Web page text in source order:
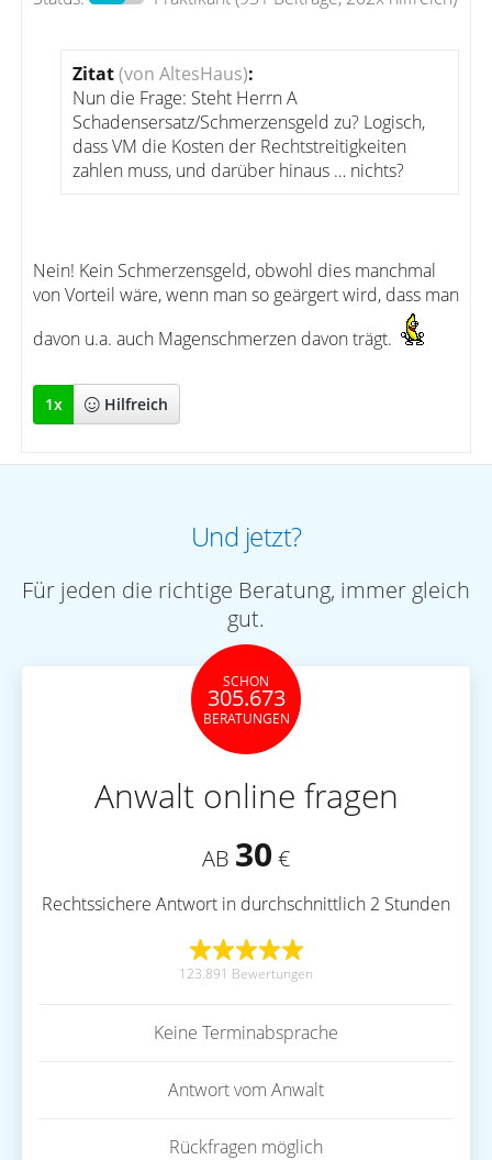
Zitat(von AltesHaus):
Nun die Frage: Steht Herrn A
Schadensersatz/Schmerzensgeld zu? Logisch,
dass VM die Kosten der Rechtstreitigkeiten
zahlen muss, und darüber hinaus … nichts?
Nein! Kein Schmerzensgeld, obwohl dies manchmal
von Vorteil wäre, wenn man so geärgert wird, dass man
davon u.a. auch Magenschmerzen davon trägt.
1x Hilfreich
Und jetzt?
Für jeden die richtige Beratung, immer gleich
gut.
SCHON
305.673
BERATUNGEN
Anwalt online fragen
AB 30 €
Rechtssichere Antwort in durchschnittlich 2 Stunden
123.891 Bewertungen
Keine Terminabsprache
Antwort vom Anwalt
Rückfragen möglich